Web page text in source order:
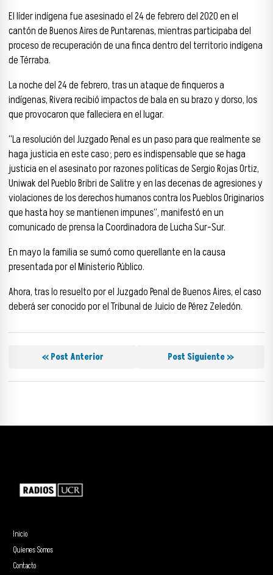
El líder indígena fue asesinado el 24 de febrero del 2020 en el
cantón de Buenos Aires de Puntarenas, mientras participaba del
proceso de recuperación de una finca dentro del territorio indígena
de Térraba.
La noche del 24 de febrero, tras un ataque de finqueros a
indígenas, Rivera recibió impactos de bala en su brazo y dorso, los
que provocaron que falleciera en el lugar.
“La resolución del Juzgado Penal es un paso para que realmente se
haga justicia en este caso; pero es indispensable que se haga
justicia en el asesinato por razones políticas de Sergio Rojas Ortiz,
Uniwak del Pueblo Bribri de Salitre y en las decenas de agresiones y
violaciones de los derechos humanos contra los Pueblos Originarios
que hasta hoy se mantienen impunes”, manifestó en un
comunicado de prensa la Coordinadora de Lucha Sur-Sur.
En mayo la familia se sumó como querellante en la causa
presentada por el Ministerio Público.
Ahora, tras lo resuelto por el Juzgado Penal de Buenos Aires, el caso
deberá ser conocido por el Tribunal de Juicio de Pérez Zeledón.
« Post Anterior Post Siguiente »
Inicio
Quienes Somos
Contacto